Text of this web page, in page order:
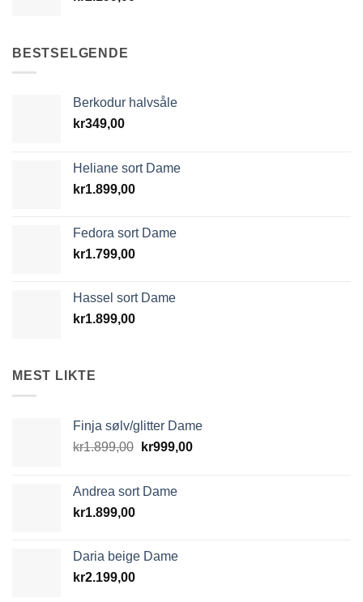
BESTSELGENDE
Berkodur halvsåle
kr349,00
Heliane sort Dame
kr1.899,00
Fedora sort Dame
kr1.799,00
Hassel sort Dame
kr1.899,00
MEST LIKTE
Finja sølv/glitter Dame
kr1.899,00 Opprinnelig
kr1.899,00.
kr999,00Nåværende
Andrea sort Dame
kr1.899,00
Daria beige Dame
kr2.199,00